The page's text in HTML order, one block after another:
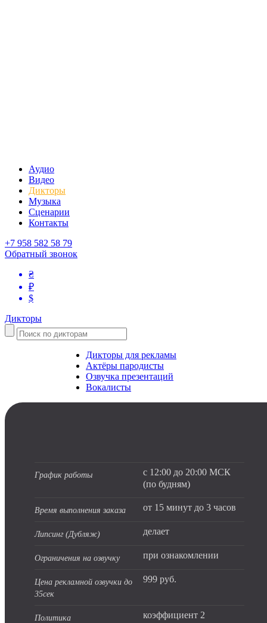
Аудио
Видео
Дикторы
Музыка
Сценарии
Контакты
+7 958 582 58 79
Обратный звонок
₴
₽
$
Дикторы
Дикторы для рекламы
Актёры пародисты
Озвучка презентаций
Вокалисты
График работы
с 12:00 до 20:00 МСК
(по будням)
Время выполнения заказа от 15 минут до 3 часов
Липсинг (Дубляж) делает
Ограничения на озвучку при ознакомлении
Цена рекламной озвучки до
35сек
999 руб.
Политика коэффициент 2